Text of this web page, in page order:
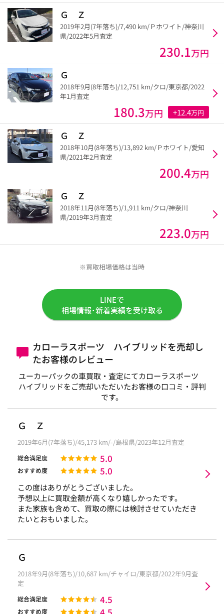
Ｇ Ｚ
2019年2月(7年落ち)/7,490 km/Ｐホワイト/神奈川
県/2022年5月査定
230.1万円
Ｇ
2018年9月(8年落ち)/12,751 km/クロ/東京都/2022
年1月査定
180.3万円 +12.4万円
Ｇ Ｚ
2018年10月(8年落ち)/13,892 km/Ｐホワイト/愛知
県/2021年2月査定
200.4万円
Ｇ Ｚ
2018年11月(8年落ち)/1,911 km/クロ/神奈川
県/2019年3月査定
223.0万円
※買取相場価格は当時
LINEで
相場情報･新着実績を受け取る
カローラスポーツ ハイブリッドを売却し
たお客様のレビュー
ユーカーパックの車買取・査定にてカローラスポーツ
ハイブリッドをご売却いただいたお客様の口コミ・評判
です。
Ｇ Ｚ
2019年6月(7年落ち)/45,173 km/-/島根県/2023年12月査定
総合満足度 5.0
おすすめ度 5.0
この度はありがとうございました。
予想以上に買取金額が高くなり嬉しかったです。
また家族も含めて、買取の際には検討させていただき
たいとおもいました。
Ｇ
2018年9月(8年落ち)/10,687 km/チャイロ/東京都/2022年9月査
定
総合満足度 4.5
おすすめ度